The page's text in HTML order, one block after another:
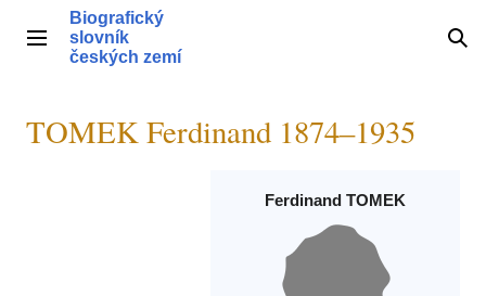
obsahHlavní menu
Biografický
slovník
českých zemí
TOMEK Ferdinand 1874–1935
Ferdinand TOMEK